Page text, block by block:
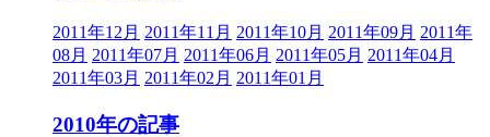
2011年12月 2011年11月 2011年10月 2011年09月 2011年
08月 2011年07月 2011年06月 2011年05月 2011年04月
2011年03月 2011年02月 2011年01月
2010年の記事